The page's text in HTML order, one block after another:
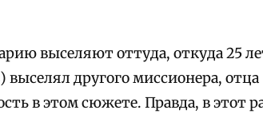
выселяют оттуда, откуда 25
другого миссионера, отца
в этом сюжете. Правда, в этот